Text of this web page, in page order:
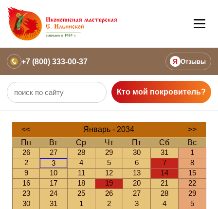
+7 (800) 333-00-37 Я Отзывы
Кто мой покровитель?
<< Январь - 2034
>>
Пн
Вт Ср Чт Пт Сб
Вс
26
27 28 29 30 31
1
2
3 4 5 6 7
8
9
10 11 12 13 14
15
16
17 18 19 20 21
22
23
24 25 26 27 28
29
30
31 1 2 3 4 5